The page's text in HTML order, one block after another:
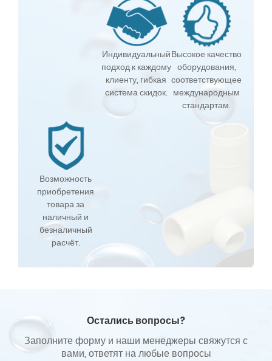
Индивидуальный
подход к каждому
клиенту, гибкая
система скидок.
Высокое качество
оборудования,
соответствующее
международным
стандартам.
Возможность
приобретения
товара за
наличный и
безналичный
расчёт.
Остались вопросы?
Заполните форму и наши менеджеры свяжутся с
вами, ответят на любые вопросы